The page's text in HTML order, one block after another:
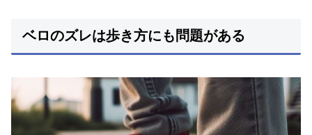
ベロのズレは歩き方にも問題がある